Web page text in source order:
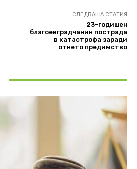
СЛЕДВАЩА СТАТИЯ
23-годишен
благоевградчанин пострада
в катастрофа заради
отнето предимство